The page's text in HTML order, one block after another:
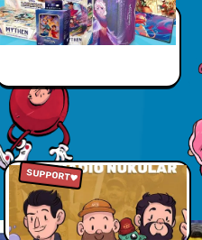
Jetzt sparen
Jetzt reinhören
SUPPORT